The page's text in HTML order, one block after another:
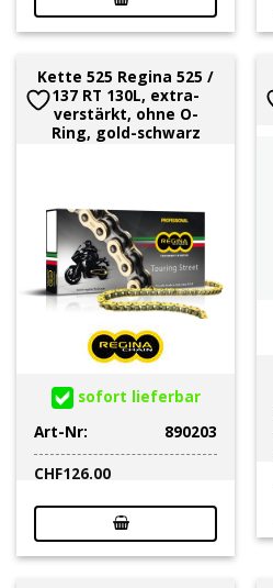
Kette 525 Regina 525 /
137 RT 130L, extra-
verstärkt, ohne O-
Ring, gold-schwarz
sofort lieferbar
Art-Nr:
890203
CHF126.00